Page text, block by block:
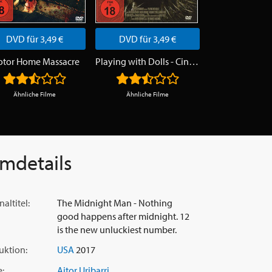
DVD für 3,49 €
Home Massacre
Ähnliche Filme
DVD für 3,49 €
Playing with Dolls - Cinderella
Ähnliche Filme
The Midnight Man - Nothing
good happens after midnight. 12
is the new unluckiest number.
USA2017